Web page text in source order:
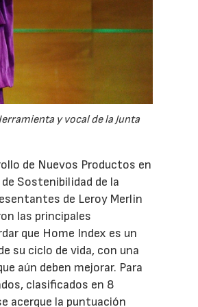
y vocal de la Junta
de Nuevos Productos en
Sostenibilidad de la
de Leroy Merlin
las principales
que Home Index es un
su ciclo de vida, con una
aún deben mejorar. Para
clasificados en 8
acerque la puntuación